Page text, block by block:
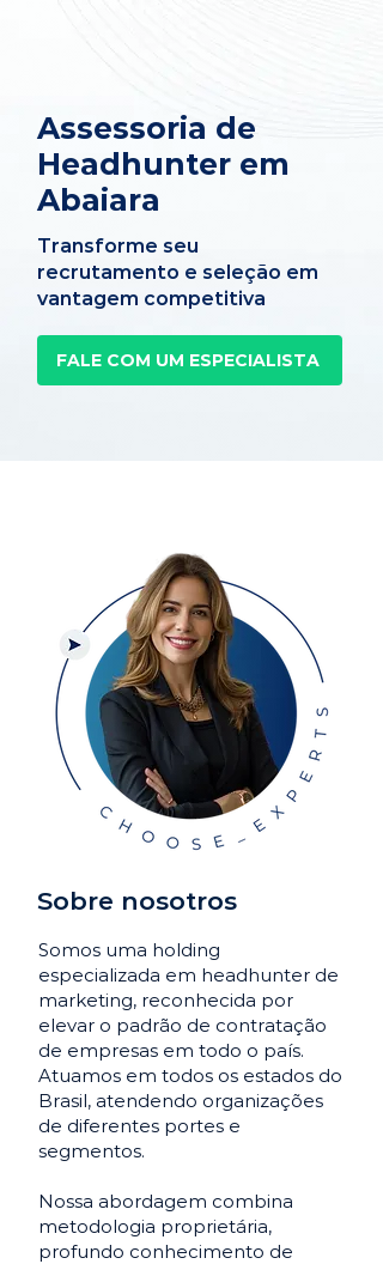
Assessoria de
Headhunter em
Abaiara
Transforme seu
recrutamento e seleção em
vantagem competitiva
FALE COM UM ESPECIALISTA
Sobre nosotros
Somos uma holding
especializada em headhunter de
marketing, reconhecida por
elevar o padrão de contratação
de empresas em todo o país.
Atuamos em todos os estados do
Brasil, atendendo organizações
de diferentes portes e
segmentos.
Nossa abordagem combina
metodologia proprietária,
profundo conhecimento de